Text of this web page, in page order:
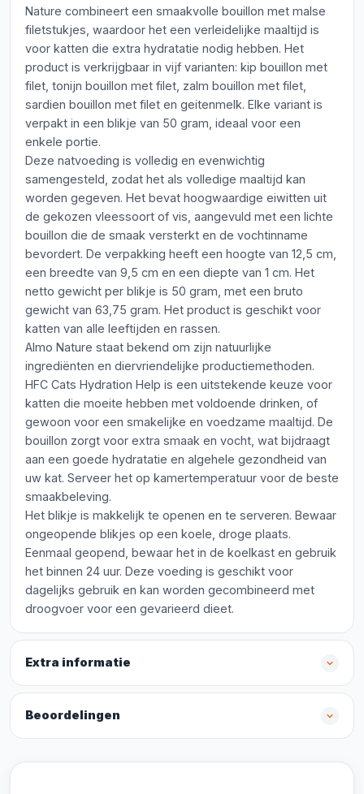
Nature combineert een smaakvolle bouillon met malse
filetstukjes, waardoor het een verleidelijke maaltijd is
voor katten die extra hydratatie nodig hebben. Het
product is verkrijgbaar in vijf varianten: kip bouillon met
filet, tonijn bouillon met filet, zalm bouillon met filet,
sardien bouillon met filet en geitenmelk. Elke variant is
verpakt in een blikje van 50 gram, ideaal voor een
enkele portie.
Deze natvoeding is volledig en evenwichtig
samengesteld, zodat het als volledige maaltijd kan
worden gegeven. Het bevat hoogwaardige eiwitten uit
de gekozen vleessoort of vis, aangevuld met een lichte
bouillon die de smaak versterkt en de vochtinname
bevordert. De verpakking heeft een hoogte van 12,5 cm,
een breedte van 9,5 cm en een diepte van 1 cm. Het
netto gewicht per blikje is 50 gram, met een bruto
gewicht van 63,75 gram. Het product is geschikt voor
katten van alle leeftijden en rassen.
Almo Nature staat bekend om zijn natuurlijke
ingrediënten en diervriendelijke productiemethoden.
HFC Cats Hydration Help is een uitstekende keuze voor
katten die moeite hebben met voldoende drinken, of
gewoon voor een smakelijke en voedzame maaltijd. De
bouillon zorgt voor extra smaak en vocht, wat bijdraagt
aan een goede hydratatie en algehele gezondheid van
uw kat. Serveer het op kamertemperatuur voor de beste
smaakbeleving.
Het blikje is makkelijk te openen en te serveren. Bewaar
ongeopende blikjes op een koele, droge plaats.
Eenmaal geopend, bewaar het in de koelkast en gebruik
het binnen 24 uur. Deze voeding is geschikt voor
dagelijks gebruik en kan worden gecombineerd met
droogvoer voor een gevarieerd dieet.
Extra informatie
Beoordelingen